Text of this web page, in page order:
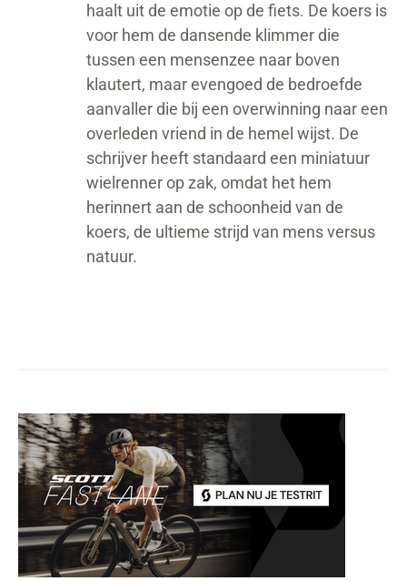
haalt uit de emotie op de fiets. De koers is
voor hem de dansende klimmer die
tussen een mensenzee naar boven
klautert, maar evengoed de bedroefde
aanvaller die bij een overwinning naar een
overleden vriend in de hemel wijst. De
schrijver heeft standaard een miniatuur
wielrenner op zak, omdat het hem
herinnert aan de schoonheid van de
koers, de ultieme strijd van mens versus
natuur.